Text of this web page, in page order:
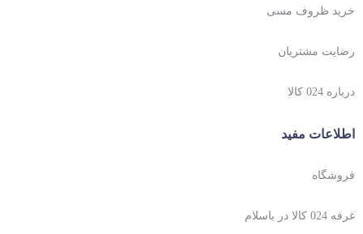
خرید ظروف مسی
رضایت مشتریان
درباره 024 کالا
اطلاعات مفید
فروشگاه
غرفه 024 کالا در باسلام